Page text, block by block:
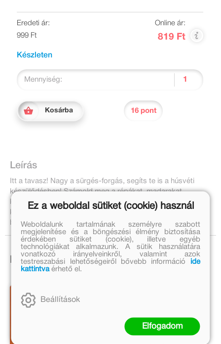
Eredeti ár:
999 Ft
Online ár:
819 Ft
Készleten
Mennyiség:
Kosárba 16 pont
Leírás
Itt a tavasz! Nagy a sürgés-forgás, segíts te is a húsvéti
készülődésben! Számold meg a répákat, madarakat,
kacsákat, díszítsd ki a húsvéti sütiket, képeslapokat, és
keresd meg a húsvéti nyuszik kosarait! Ez a foglalkoztató
biztosan húsvéti hangulatba hoz!
Ezek is érdekelhetnek!
Ez a weboldal sütiket (cookie) használ
Weboldalunk tartalmának személyre szabott
megjelenítése és a böngészési élmény biztosítása
érdekében sütiket (cookie), illetve egyéb
technológiákat alkalmazunk. A sütik használatára
vonatkozó irányelveinkről, valamint azok
testreszabási lehetőségeiről bővebb információ
ide
kattintvaérhető el.
Beállítások
Elfogadom